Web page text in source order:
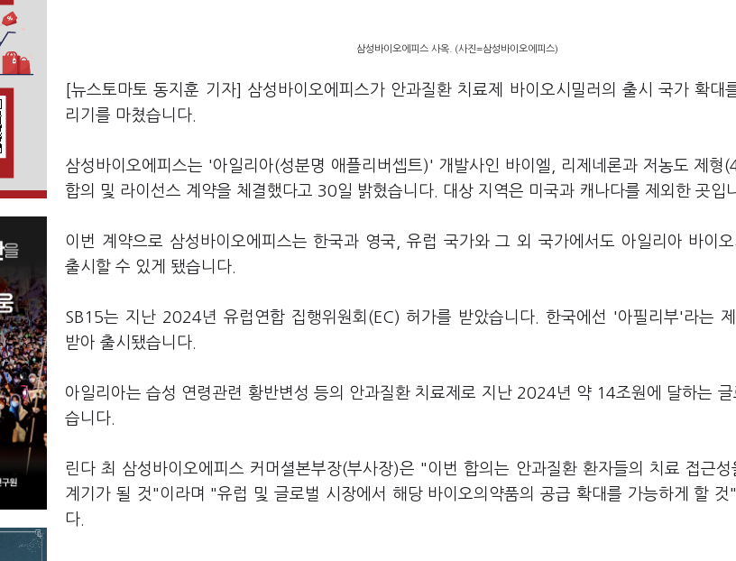
삼성바이오에피스 사옥. (사진=삼성바이오에피스)
[뉴스토마토 동지훈 기자] 삼성바이오에피스가 안과질환 치료제 바이오시밀러의 출시 국가 확대
리기를 마쳤습니다.
삼성바이오에피스는 '아일리아(성분명 애플리버셉트)' 개발사인 바이엘, 리제네론과 저농도 제
합의 및 라이선스 계약을 체결했다고 30일 밝혔습니다. 대상 지역은 미국과 캐나다를 제외한 곳입
이번 계약으로 삼성바이오에피스는 한국과 영국, 유럽 국가와 그 외 국가에서도 아일리아 바이
출시할 수 있게 됐습니다.
SB15는 지난 2024년 유럽연합 집행위원회(EC) 허가를 받았습니다. 한국에선 '아필리부'라는
받아 출시됐습니다.
아일리아는 습성 연령관련 황반변성 등의 안과질환 치료제로 지난 2024년 약 14조원에 달하는 글
습니다.
린다 최 삼성바이오에피스 커머셜본부장(부사장)은 "이번 합의는 안과질환 환자들의 치료 접근
계기가 될 것"이라며 "유럽 및 글로벌 시장에서 해당 바이오의약품의 공급 확대를 가능하게 할 것
다.